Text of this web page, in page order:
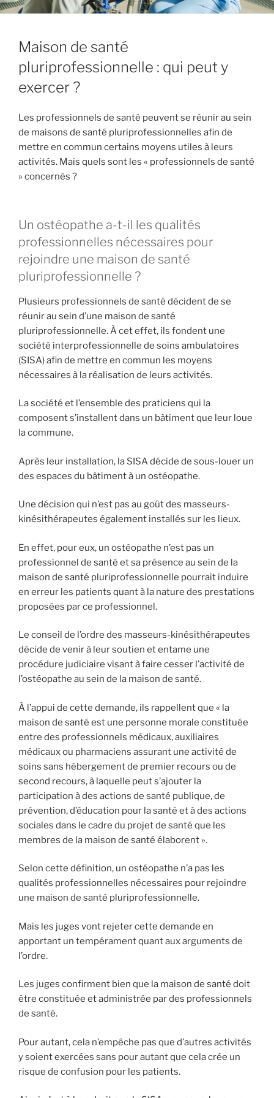
Maison de santé
pluriprofessionnelle : qui peut y
exercer ?
Les professionnels de santé peuvent se réunir au sein
de maisons de santé pluriprofessionnelles afin de
mettre en commun certains moyens utiles à leurs
activités. Mais quels sont les « professionnels de santé
» concernés ?
Un ostéopathe a-t-il les qualités
professionnelles nécessaires pour
rejoindre une maison de santé
pluriprofessionnelle ?
Plusieurs professionnels de santé décident de se
réunir au sein d’une maison de santé
pluriprofessionnelle. À cet effet, ils fondent une
société interprofessionnelle de soins ambulatoires
(SISA) afin de mettre en commun les moyens
nécessaires à la réalisation de leurs activités.
La société et l’ensemble des praticiens qui la
composent s’installent dans un bâtiment que leur loue
la commune.
Après leur installation, la SISA décide de sous-louer un
des espaces du bâtiment à un ostéopathe.
Une décision qui n’est pas au goût des masseurs-
kinésithérapeutes également installés sur les lieux.
En effet, pour eux, un ostéopathe n’est pas un
professionnel de santé et sa présence au sein de la
maison de santé pluriprofessionnelle pourrait induire
en erreur les patients quant à la nature des prestations
proposées par ce professionnel.
Le conseil de l’ordre des masseurs-kinésithérapeutes
décide de venir à leur soutien et entame une
procédure judiciaire visant à faire cesser l’activité de
l’ostéopathe au sein de la maison de santé.
À l’appui de cette demande, ils rappellent que « la
maison de santé est une personne morale constituée
entre des professionnels médicaux, auxiliaires
médicaux ou pharmaciens assurant une activité de
soins sans hébergement de premier recours ou de
second recours, à laquelle peut s’ajouter la
participation à des actions de santé publique, de
prévention, d’éducation pour la santé et à des actions
sociales dans le cadre du projet de santé que les
membres de la maison de santé élaborent ».
Selon cette définition, un ostéopathe n’a pas les
qualités professionnelles nécessaires pour rejoindre
une maison de santé pluriprofessionnelle.
Mais les juges vont rejeter cette demande en
apportant un tempérament quant aux arguments de
l’ordre.
Les juges confirment bien que la maison de santé doit
être constituée et administrée par des professionnels
de santé.
Pour autant, cela n’empêche pas que d’autres activités
y soient exercées sans pour autant que cela crée un
risque de confusion pour les patients.